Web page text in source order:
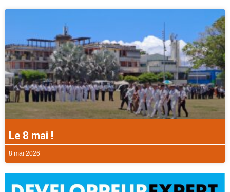
Le 8 mai !
8 mai 2026